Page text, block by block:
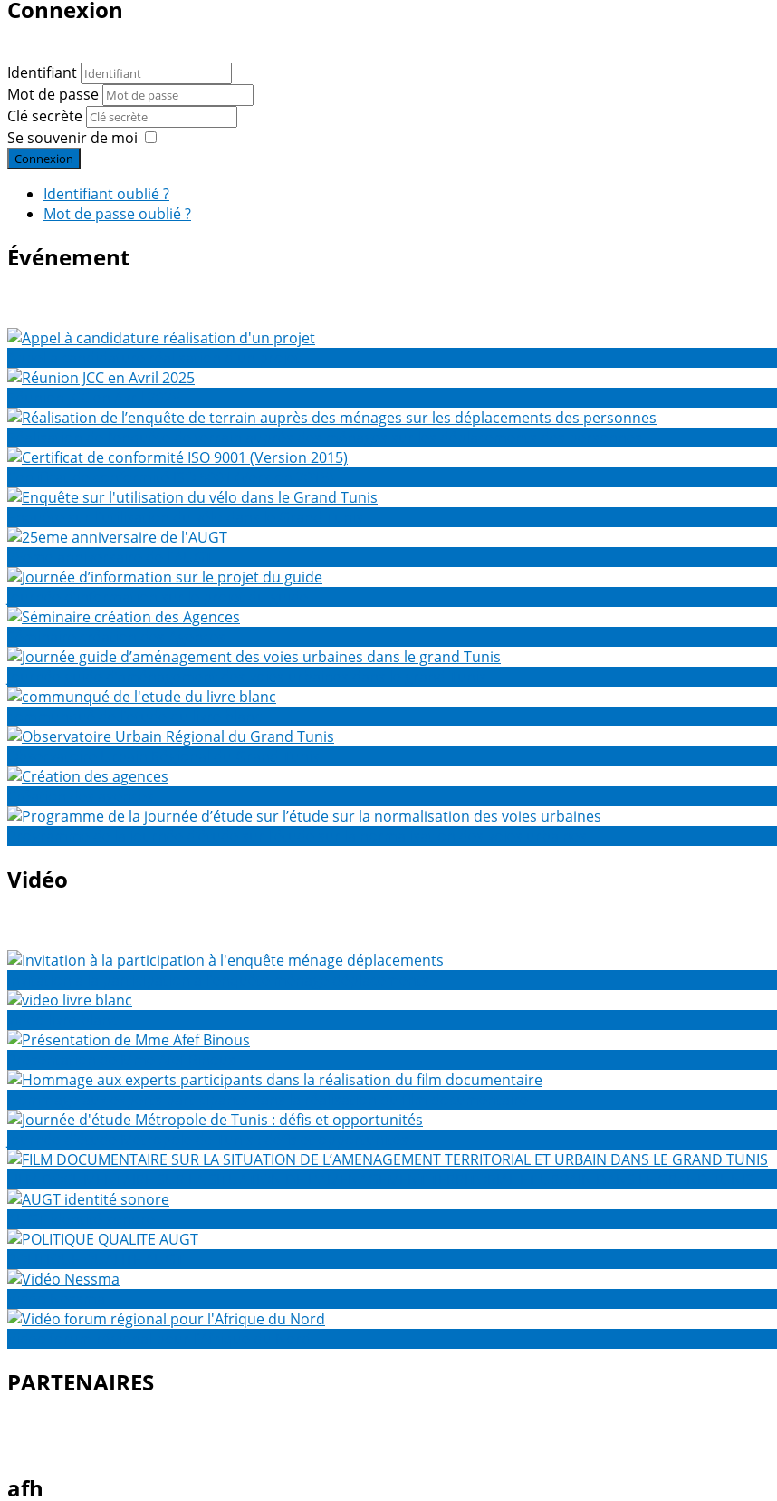
Connexion
Identifiant
Mot de passe
Clé secrète
Se souvenir de moi
Connexion
Identifiant oublié ?
Mot de passe oublié ?
Événement
Vidéo
PARTENAIRES
afh